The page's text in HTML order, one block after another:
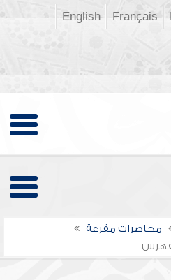
Français
English
محاضرات مفرغة